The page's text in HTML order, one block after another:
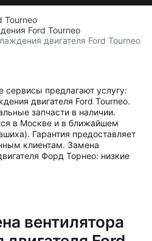
Tourneo
Ford Tourneo
двигателя Ford Tourneo
предлагают услугу:
двигателя Ford Tourneo.
запчасти в наличии.
в Москве и в ближайшем
Гарантия предоставляет
клиентам. Замена
Форд Торнео: низкие
вентилятора